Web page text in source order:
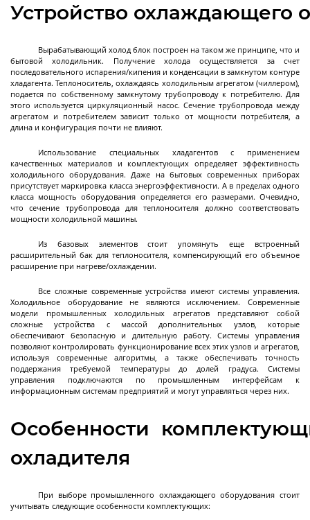
Концентраторы
Концентраторы сферические
Концентраторы цилиндрические
Роторные
испарители
Лабораторные роторные испарители
Промышленные роторные испарители
Морозильные
камеры
Морозильные шкафы промышленные
Испытательные
камеры
Устройство охлаждающего
Вырабатывающий холод блок построен на таком же принципе, что и
бытовой холодильник. Получение холода осуществляется за счет
последовательного испарения/кипения и конденсации в замкнутом контуре
хладагента. Теплоноситель, охлаждаясь холодильным агрегатом (чиллером),
подается по собственному замкнутому трубопроводу к потребителю. Для
этого используется циркуляционный насос. Сечение трубопровода между
агрегатом и потребителем зависит только от мощности потребителя, а
длина и конфигурация почти не влияют.
Использование специальных хладагентов с применением
качественных материалов и комплектующих определяет эффективность
холодильного оборудования. Даже на бытовых современных приборах
присутствует маркировка класса энергоэффективности. А в пределах одного
класса мощность оборудования определяется его размерами. Очевидно,
что сечение трубопровода для теплоносителя должно соответствовать
мощности холодильной машины.
Из базовых элементов стоит упомянуть еще встроенный
расширительный бак для теплоносителя, компенсирующий его объемное
расширение при нагреве/охлаждении.
Все сложные современные устройства имеют системы управления.
Холодильное оборудование не являются исключением. Современные
модели промышленных холодильных агрегатов представляют собой
сложные устройства с массой дополнительных узлов, которые
обеспечивают безопасную и длительную работу. Системы управления
позволяют контролировать функционирование всех этих узлов и агрегатов,
используя современные алгоритмы, а также обеспечивать точность
поддержания требуемой температуры до долей градуса. Системы
управления подключаются по промышленным интерфейсам к
информационным системам предприятий и могут управляться через них.
Особенности
охладителя
При выборе промышленного охлаждающего оборудования стоит
учитывать следующие особенности комплектующих: